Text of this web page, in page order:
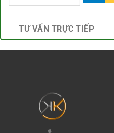
TƯ VẤN TRỰC TIẾP